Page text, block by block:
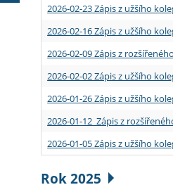
2026-02-23 Zápis z užšího
2026-02-16 Zápis z užšího
2026-02-09 Zápis z
2026-02-02 Zápis z užšího
2026-01-26 Zápis z užšího
2026-01-12 Zápis z
2026-01-05 Zápis z užšího
Rok 2025